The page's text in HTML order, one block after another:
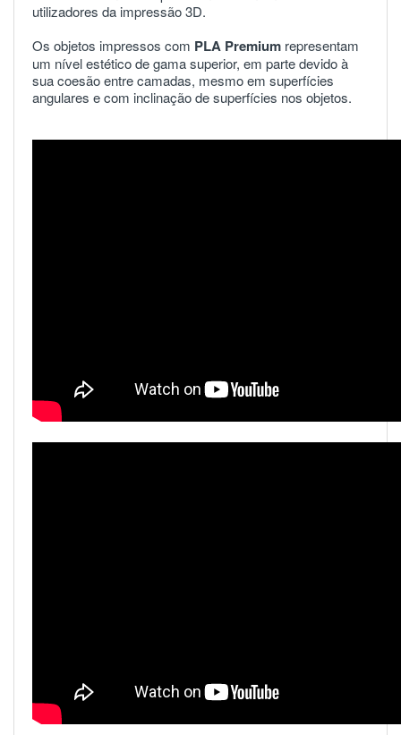
utilizadores da impressão 3D.
Os objetos impressos com PLA Premium representam
um nível estético de gama superior, em parte devido à
sua coesão entre camadas, mesmo em superfícies
angulares e com inclinação de superfícies nos objetos.